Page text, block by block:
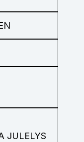
JULELYS